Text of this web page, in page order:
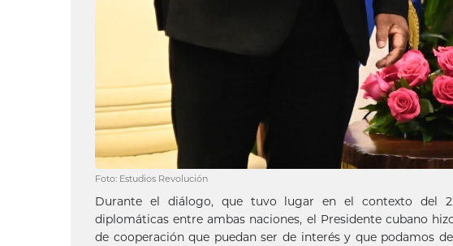
Foto: Estudios Revolución
Durante el diálogo, que tuvo lugar en el contexto del
diplomáticas entre ambas naciones, el Presidente cubano
de cooperación que puedan ser de interés y que podamos